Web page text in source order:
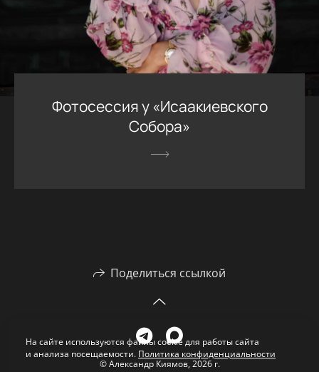
Фотосессия у «Исаакиевского
Собора»
Поделиться ссылкой
© Александр Киямов, 2026 г.
На сайте используются файлы cookie для работы сайта
и анализа посещаемости. Политика конфиденциальности